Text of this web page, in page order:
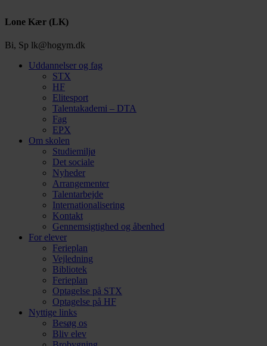
Lone Kær (LK)
Bi, Sp lk@hogym.dk
Uddannelser og fag
STX
HF
Elitesport
Talentakademi – DTA
Fag
EPX
Om skolen
Studiemiljø
Det sociale
Nyheder
Arrangementer
Talentarbejde
Internationalisering
Kontakt
Gennemsigtighed og åbenhed
For elever
Ferieplan
Vejledning
Bibliotek
Ferieplan
Optagelse på STX
Optagelse på HF
Nyttige links
Besøg os
Bliv elev